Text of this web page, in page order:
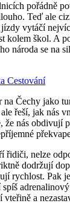
pořádně
Teď ale
vytáčí
kolem škol. A
národa se na
Cestování
Čechy jako
řeší, jak nás
že nás obdivují
řidiči, nelze
dodržují
rychlost. Pak
a